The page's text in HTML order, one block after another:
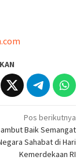
Pos berikutnya
Baik Semangat
Sahabat di Hari
Kemerdekaan RI